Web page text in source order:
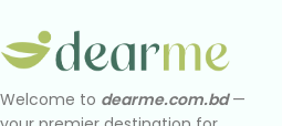
Welcome to dearme.com.bd—